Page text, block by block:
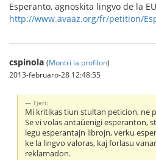
Esperanto, agnoskita lingvo de la
http://www.avaaz.org/fr/petition/
cspinola (Montri la profilon)
2013-februaro-28 12:48:55
Tjeri:
Mi kritikas tiun stultan peticion, ne
Se vi volas antaŭenigi esperanton,
legu esperantajn librojn, verku
ke la lingvo valoras, kaj forlasu
reklamadon.